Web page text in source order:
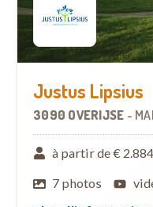
Justus Lipsius
3090 OVERIJSE -
à partir de €
7 photos